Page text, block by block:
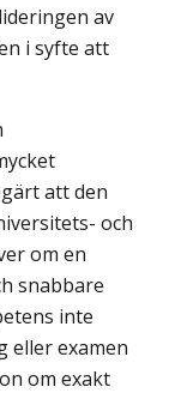
av
i syfte att
att den
och
om en
snabbare
inte
eller examen
om exakt